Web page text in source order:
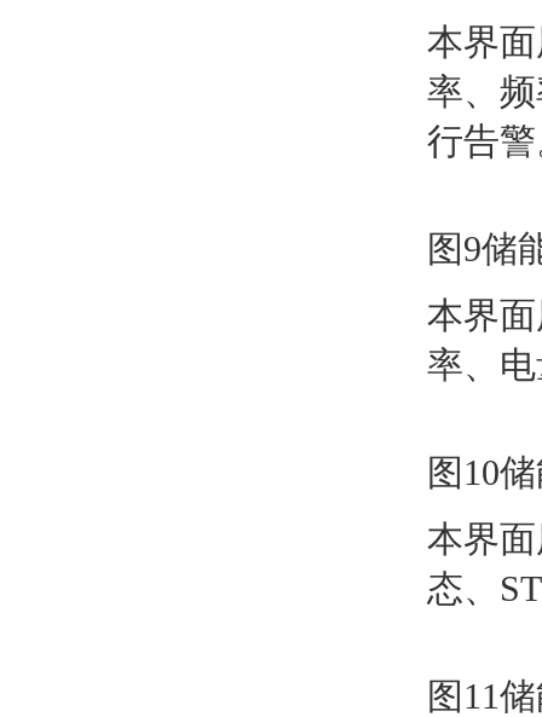
本界
率、
行告
图9储
本界
率、
图10
本界
态、
图11